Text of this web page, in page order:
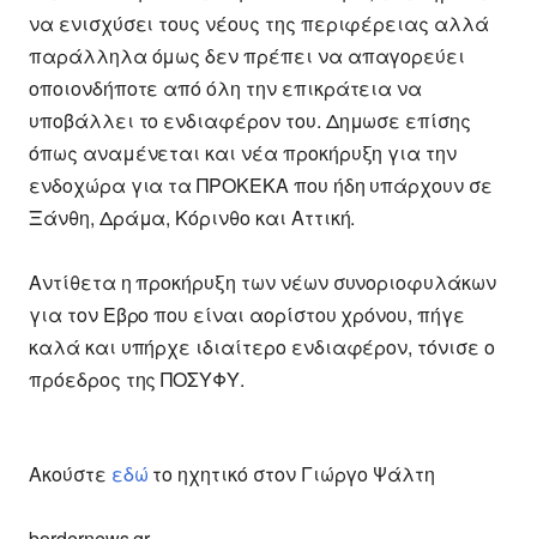
να ενισχύσει τους νέους της περιφέρειας αλλά
παράλληλα όμως δεν πρέπει να απαγορεύει
οποιονδήποτε από όλη την επικράτεια να
υποβάλλει το ενδιαφέρον του. Δημωσε επίσης
όπως αναμένεται και νέα προκήρυξη για την
ενδοχώρα για τα ΠΡΟΚΕΚΑ που ήδη υπάρχουν σε
Ξάνθη, Δράμα, Κόρινθο και Αττική.
Αντίθετα η προκήρυξη των νέων συνοριοφυλάκων
για τον Εβρο που είναι αορίστου χρόνου, πήγε
καλά και υπήρχε ιδιαίτερο ενδιαφέρον, τόνισε ο
πρόεδρος της ΠΟΣΥΦΥ.
Ακούστε εδώ το ηχητικό στον Γιώργο Ψάλτη